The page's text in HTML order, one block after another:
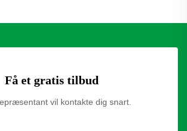
Få et gratis tilbud
vil kontakte dig snart.